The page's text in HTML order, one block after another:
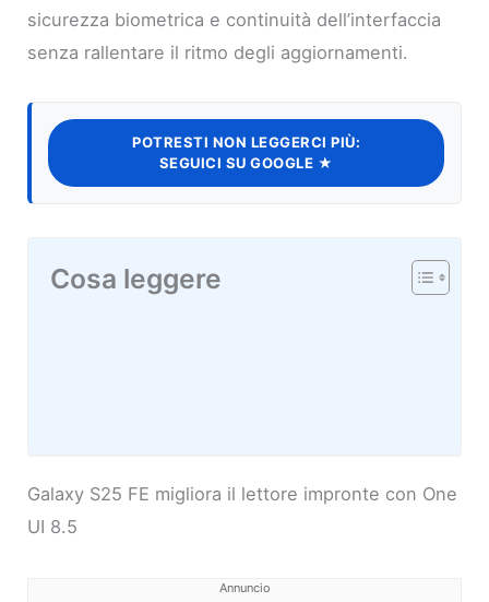
sicurezza biometrica e continuità dell’interfaccia
senza rallentare il ritmo degli aggiornamenti.
POTRESTI NON LEGGERCI PIÙ:
SEGUICI SU GOOGLE ★
Cosa leggere
Galaxy S25 FE migliora il lettore impronte con One
UI 8.5
Annuncio